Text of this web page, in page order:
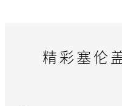
精彩塞伦